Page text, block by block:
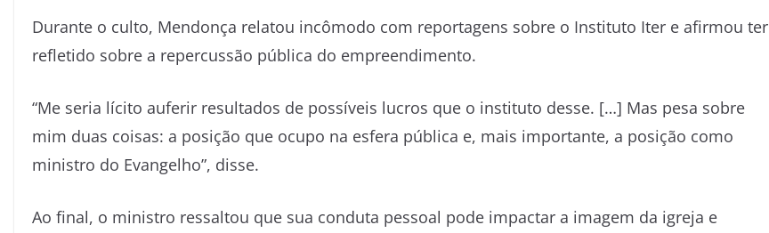
Durante o culto, Mendonça relatou incômodo com reportagens sobre o Instituto Iter e afirmou ter
refletido sobre a repercussão pública do empreendimento.
“Me seria lícito auferir resultados de possíveis lucros que o instituto desse. […] Mas pesa sobre
mim duas coisas: a posição que ocupo na esfera pública e, mais importante, a posição como
ministro do Evangelho”, disse.
Ao final, o ministro ressaltou que sua conduta pessoal pode impactar a imagem da igreja e